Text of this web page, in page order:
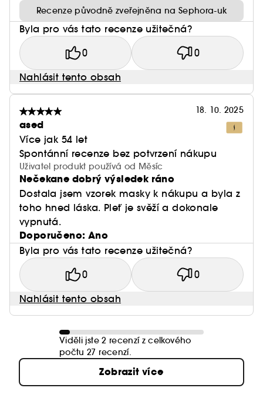
Recenze původně zveřejněna na Sephora-uk
Byla pro vás tato recenze užitečná?
0 0
Nahlásit tento obsah
18. 10. 2025
ased
Více jak 54 let
Spontánní recenze bez potvrzení nákupu
Uživatel produkt používá od Měsíc
Nečekane dobrý výsledek ráno
Dostala jsem vzorek masky k nákupu a byla z
toho hned láska. Pleť je svěží a dokonale
vypnutá.
Doporučeno: Ano
Byla pro vás tato recenze užitečná?
0 0
Nahlásit tento obsah
Viděli jste 2 recenzí z celkového
počtu 27 recenzí.
Zobrazit více